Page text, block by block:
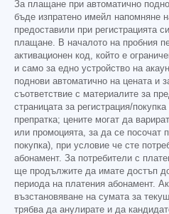
За плащане при автоматично
бъде изпратено имейл напомняне
предоставили при регистрацията
плащане. В началото на пробния
активационен код, който е
и само за едно устройство на
поднови автоматично на цената и
съответствие с материалите за
страницата за регистрация/
препратка; цените могат да
или промоцията, за да се посочат
покупка), при условие че сте
абонамент. За потребители с
ще продължите да имате достъп
периода на платения абонамент.
възстановяване на сумата за
трябва да анулирате и да